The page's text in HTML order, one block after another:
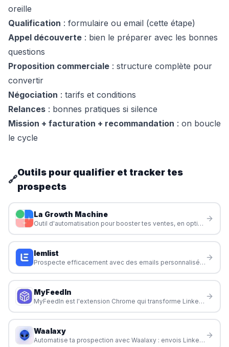
oreille
Qualification : formulaire ou email (cette étape)
Appel découverte : bien le préparer avec les bonnes
questions
Proposition commerciale : structure complète pour
convertir
Négociation : tarifs et conditions
Relances : bonnes pratiques si silence
Mission + facturation + recommandation : on boucle
le cycle
🔗
Outils pour qualifier et tracker tes
prospects
La Growth Machine
Outil d'automatisation pour booster tes ventes, en optimisant chaque étape de ton processus commercial.
lemlist
Prospecte efficacement avec des emails personnalisés et automatisés pour attirer des clients et développer ton activité en freelance.
MyFeedIn
MyFeedIn est l'extension Chrome qui transforme LinkedIn en machine à opportunités : feeds personnalisés, analytics de contenu, agent IA pour écrire, et campagnes d'outreach.
Waalaxy
Automatise ta prospection avec Waalaxy : envois LinkedIn, emails, relances intelligentes et assistant IA pour freelances, commerciaux et recruteurs.